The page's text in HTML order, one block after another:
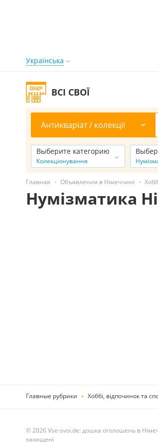
Українська
ВСІ СВОЇ
Антикваріат / колекції
Выберите категорию
Колекціонування
Главная Объявления в Німеччині
Нумізматика
Главные рубрики Хоббі, відпочинок та
© 2026 Vse-svoi.de: дошка оголошень в
захищені